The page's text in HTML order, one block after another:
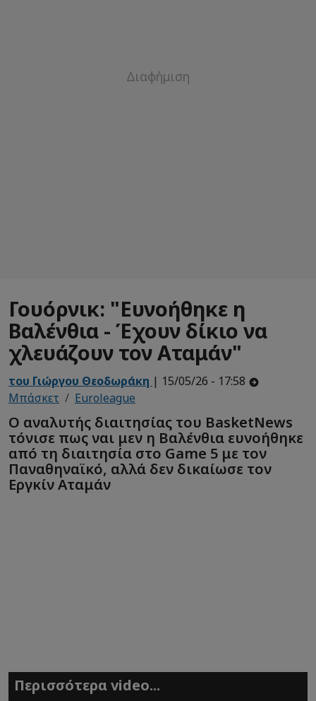
Γουόρνικ: "Ευνοήθηκε η
Βαλένθια - Έχουν δίκιο να
χλευάζουν τον Αταμάν"
του Γιώργου Θεοδωράκη | 15/05/26 - 17:58
Μπάσκετ
Euroleague
Ο αναλυτής διαιτησίας του BasketNews
τόνισε πως ναι μεν η Βαλένθια ευνοήθηκε
από τη διαιτησία στο Game 5 με τον
Παναθηναϊκό, αλλά δεν δικαίωσε τον
Εργκίν Αταμάν
Περισσότερα video...